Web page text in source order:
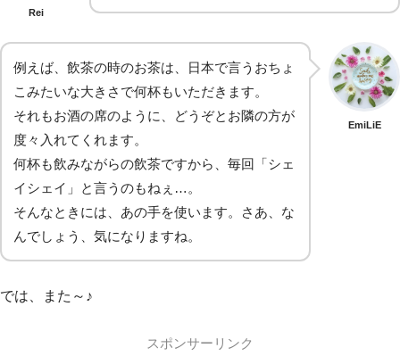
Rei
例えば、飲茶の時のお茶は、日本で言うおちょ
こみたいな大きさで何杯もいただきます。
それもお酒の席のように、どうぞとお隣の方が
度々入れてくれます。
何杯も飲みながらの飲茶ですから、毎回「シェ
イシェイ」と言うのもねぇ…。
そんなときには、あの手を使います。さあ、な
んでしょう、気になりますね。
EmiLiE
では、また～♪
スポンサーリンク